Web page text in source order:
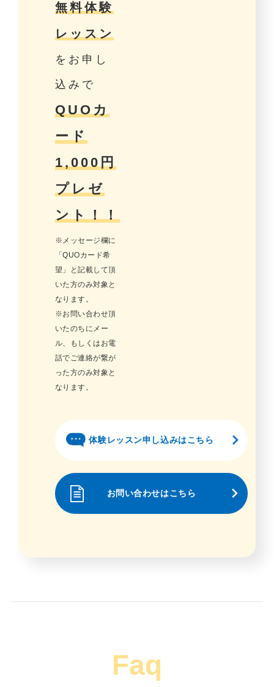
無料体験
レッスン
をお申し
込みで
QUOカ
ード
1,000円
プレゼ
ント！！
※メッセージ欄に
「QUOカード希
望」と記載して頂
いた方のみ対象と
なります。
※お問い合わせ頂
いたのちにメー
ル、もしくはお電
話でご連絡が繋が
った方のみ対象と
なります。
体験レッスン申し込みはこちら
お問い合わせはこちら
Faq